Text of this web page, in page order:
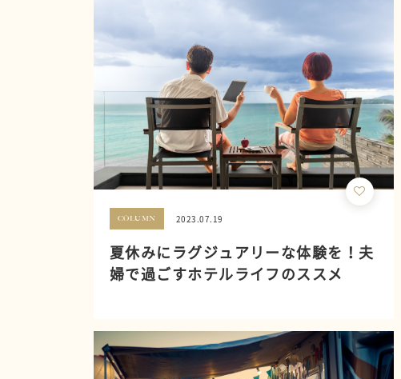
COLUMN 2023.07.19
夏休みにラグジュアリーな体験を！夫
婦で過ごすホテルライフのススメ